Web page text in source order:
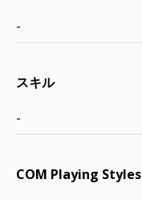
-
スキル
-
COM Playing Styles